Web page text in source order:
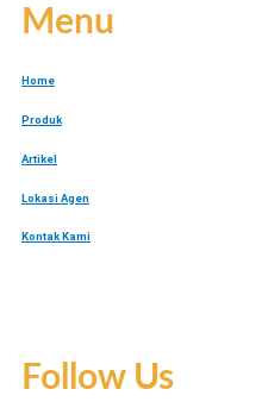
Menu
Home
Produk
Artikel
Lokasi Agen
Kontak Kami
Follow Us